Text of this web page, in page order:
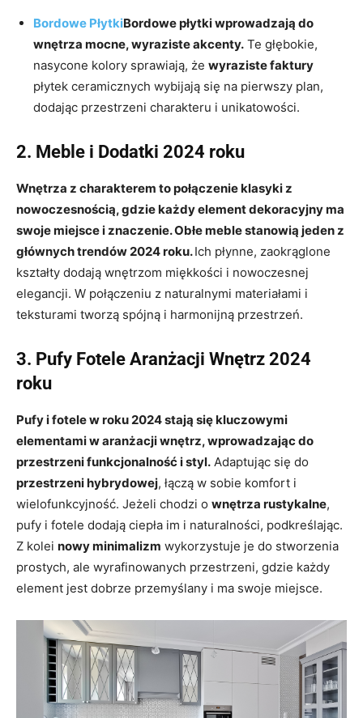
Bordowe PłytkiBordowe płytkiwprowadzają do
wnętrza mocne, wyraziste akcenty. Te głębokie,
nasycone kolory sprawiają, że wyraziste faktury
płytek ceramicznych wybijają się na pierwszy plan,
dodając przestrzeni charakteru i unikatowości.
2. Meble i Dodatki 2024 roku
Wnętrza z charakterem to połączenie klasyki z
nowoczesnością, gdzie każdy element dekoracyjny ma
swoje miejsce i znaczenie. Obłe meble stanowią jeden z
głównych trendów 2024 roku.Ich płynne, zaokrąglone
kształty dodają wnętrzom miękkości i nowoczesnej
elegancji. W połączeniu z naturalnymi materiałami i
teksturami tworzą spójną i harmonijną przestrzeń.
3. Pufy Fotele Aranżacji Wnętrz 2024
roku
Pufy i fotele w roku 2024 stają się kluczowymi
elementami w aranżacji wnętrz, wprowadzając do
przestrzeni funkcjonalność i styl. Adaptując się do
przestrzeni hybrydowej, łączą w sobie komfort i
wielofunkcyjność. Jeżeli chodzi o wnętrza rustykalne,
pufy i fotele dodają ciepła im i naturalności, podkreślając.
Z kolei nowy minimalizm wykorzystuje je do stworzenia
prostych, ale wyrafinowanych przestrzeni, gdzie każdy
element jest dobrze przemyślany i ma swoje miejsce.